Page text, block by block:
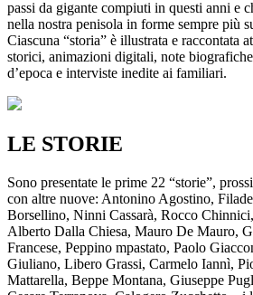
passi da gigante compiuti in questi anni e
nella nostra penisola in forme sempre più
Ciascuna “storia” è illustrata e raccontata
storici, animazioni digitali, note
d’epoca e interviste inedite ai familiari.
LE STORIE
Sono presentate le prime 22 “storie”,
con altre nuove: Antonino Agostino,
Borsellino, Ninni Cassarà, Rocco
Alberto Dalla Chiesa, Mauro De Mauro,
Francese, Peppino mpastato, Paolo
Giuliano, Libero Grassi, Carmelo Iannì,
Mattarella, Beppe Montana, Giuseppe